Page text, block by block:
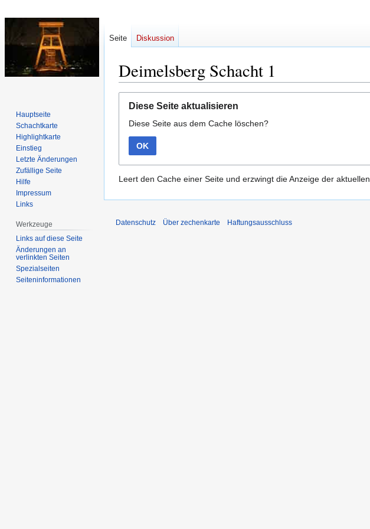
Deimelsberg Schacht 1
Navigation
springen
Suche
springen
Diese Seite aktualisieren
Diese Seite aus dem Cache löschen?
OK
Leert den Cache einer Seite und erzwingt die Anzeige der
Seite Diskussion
Hauptseite
Schachtkarte
Highlightkarte
Einstieg
Letzte Änderungen
Zufällige Seite
Hilfe
Impressum
Links
Werkzeuge
Links auf diese Seite
Änderungen an
verlinkten Seiten
Spezialseiten
Seiten­­informationen
Datenschutz Über zechenkarte Haftungsausschluss